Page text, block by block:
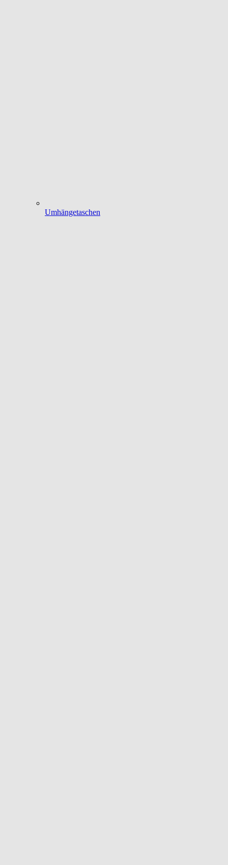
Umhängetaschen